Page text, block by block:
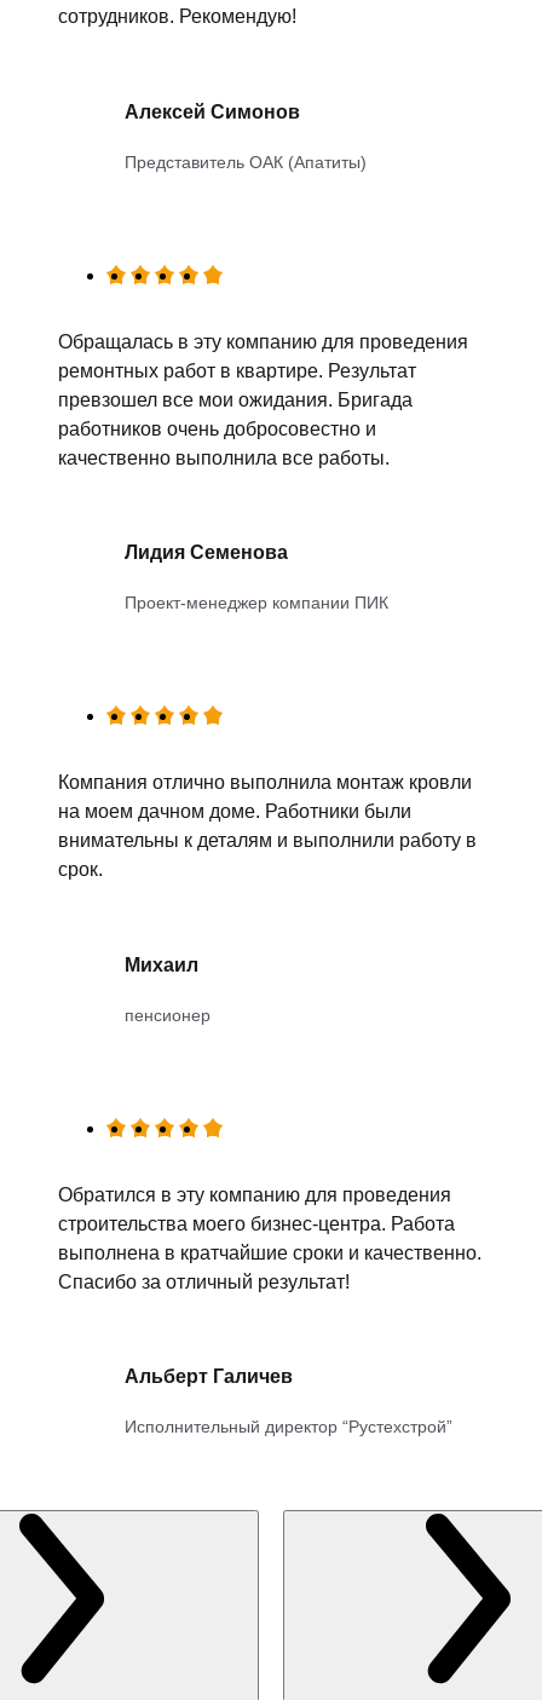
сотрудников. Рекомендую!
Алексей Симонов
Представитель ОАК (Апатиты)
Обращалась в эту компанию для проведения
ремонтных работ в квартире. Результат
превзошел все мои ожидания. Бригада
работников очень добросовестно и
качественно выполнила все работы.
Лидия Семенова
Проект-менеджер компании ПИК
Компания отлично выполнила монтаж кровли
на моем дачном доме. Работники были
внимательны к деталям и выполнили работу в
срок.
Михаил
пенсионер
Обратился в эту компанию для проведения
строительства моего бизнес-центра. Работа
выполнена в кратчайшие сроки и качественно.
Спасибо за отличный результат!
Альберт Галичев
Исполнительный директор “Рустехстрой”